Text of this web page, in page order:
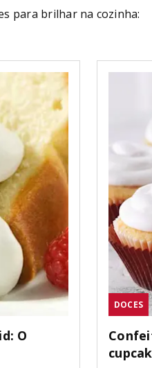
para brilhar na cozinha:
O
DOCES